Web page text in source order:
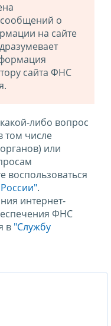
о
на сайте
сайта ФНС
либо вопрос
том числе
или
воспользоваться
.
интернет-
ФНС
в "Службу